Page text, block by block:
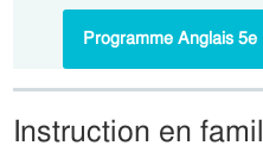
Programme Anglais 5e
Instruction en